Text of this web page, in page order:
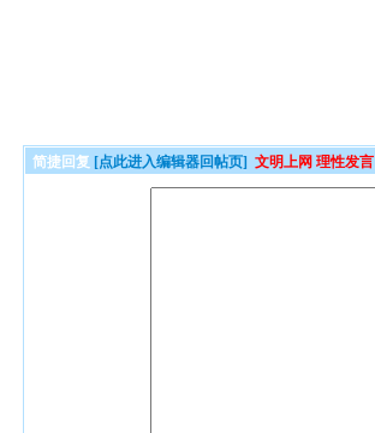
简捷回复 [点此进入编辑器回帖页] 文明上网 理性发言